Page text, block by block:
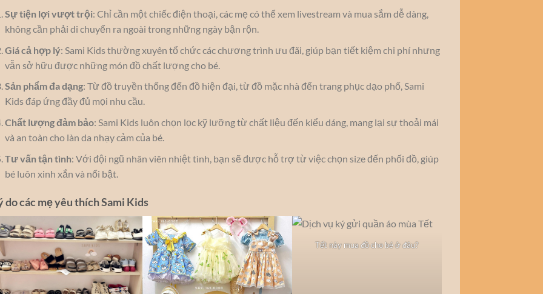
Sự tiện lợi vượt trội: Chỉ cần một chiếc điện thoại, các mẹ có thể xem livestream và mua sắm dễ dàng,
không cần phải di chuyển ra ngoài trong những ngày bận rộn.
Giá cả hợp lý: Sami Kids thường xuyên tổ chức các chương trình ưu đãi, giúp bạn tiết kiệm chi phí nhưng
vẫn sở hữu được những món đồ chất lượng cho bé.
Sản phẩm đa dạng: Từ đồ truyền thống đến đồ hiện đại, từ đồ mặc nhà đến trang phục dạo phố, Sami
Kids đáp ứng đầy đủ mọi nhu cầu.
Chất lượng đảm bảo: Sami Kids luôn chọn lọc kỹ lưỡng từ chất liệu đến kiểu dáng, mang lại sự thoải mái
và an toàn cho làn da nhạy cảm của bé.
Tư vấn tận tình: Với đội ngũ nhân viên nhiệt tình, bạn sẽ được hỗ trợ từ việc chọn size đến phối đồ, giúp
bé luôn xinh xắn và nổi bật.
do các mẹ yêu thích Sami Kids
Tết này mua đồ cho bé ở đâu?